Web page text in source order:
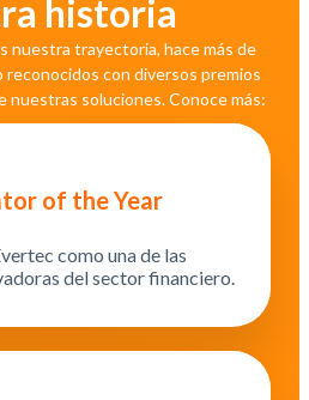
historia
nuestra trayectoria, hace más de
con diversos premios
nuestras soluciones. Conoce más:
of the Year
como una de las
del sector financiero.